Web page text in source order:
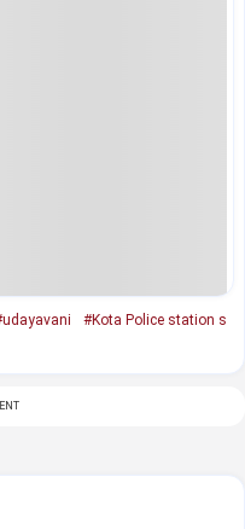
#Kota Police station s